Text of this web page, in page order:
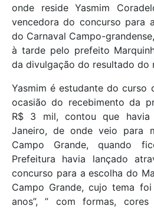
onde reside Yasmim
vencedora do concurso para
do Carnaval Campo-
à tarde pelo prefeito
da divulgação do resultado do
Yasmim é estudante do curso
ocasião do recebimento da
R$ 3 mil, contou que
Janeiro, de onde veio para
Campo Grande, quando
Prefeitura havia lançado
concurso para a escolha do
Campo Grande, cujo tema
anos”, ” com formas,